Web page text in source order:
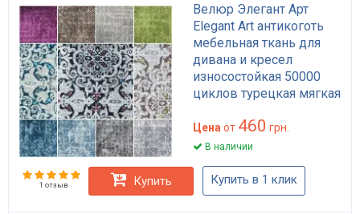
Велюр Элегант Арт
Elegant Art антикоготь
мебельная ткань для
дивана и кресел
износостойкая 50000
циклов турецкая мягкая
Цена от 460 грн.
В наличии
1 отзыв Купить Купить в 1 клик